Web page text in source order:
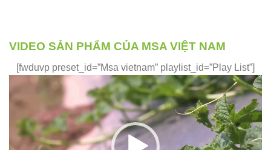
VIDEO SẢN PHẨM CỦA MSA VIỆT NAM
[fwduvp preset_id=”Msa vietnam” playlist_id=”Play List”]
Trình
chơi
Video